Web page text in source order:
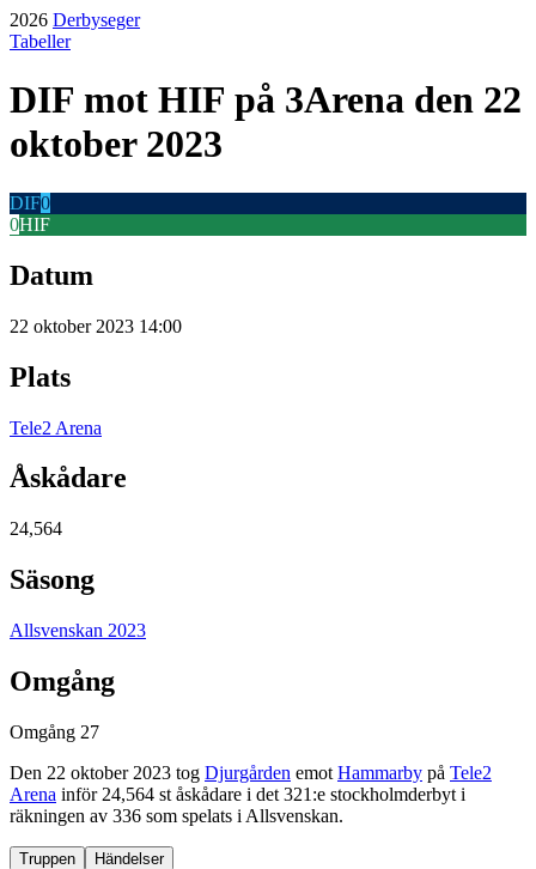
2026 Derbyseger
Tabeller
DIF mot HIF på 3Arena den 22
oktober 2023
DIF0
0HIF
Datum
22 oktober 2023 14:00
Plats
Tele2 Arena
Åskådare
24,564
Säsong
Allsvenskan 2023
Omgång
Omgång 27
Den 22 oktober 2023 tog Djurgården emot Hammarby på Tele2
Arena inför 24,564 st åskådare i det 321 :e stockholmderbyt i
räkningen av 336 som spelats i Allsvenskan.
Truppen Händelser